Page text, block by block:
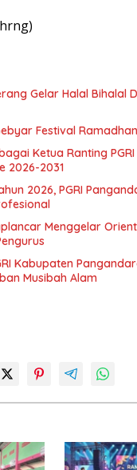
Gelar Halal Bihalal
Festival Ramadhan
Ketua Ranting PGRI
2026-2031
2026, PGRI
Menggelar
Kabupaten
Musibah Alam